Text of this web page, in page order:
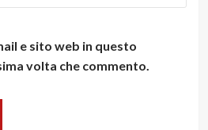
e sito web in questo
volta che commento.